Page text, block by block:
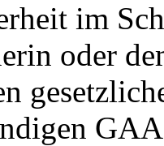
im
oder